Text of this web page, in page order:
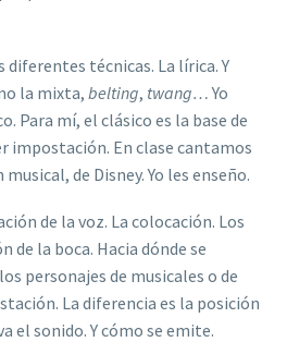
técnicas. La lírica. Y
la mixta, belting, twang…Yo
Para mí, el clásico es la base de
impostación. En clase cantamos
de Disney. Yo les enseño.
de la voz. La colocación. Los
de la boca. Hacia dónde se
personajes de musicales o de
La diferencia es la posición
el sonido. Y cómo se emite.